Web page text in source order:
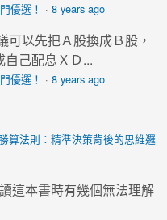
優選！ · 8 years ago
可以先把Ａ股換成Ｂ股，
己配息ＸＤ...
優選！ · 8 years ago
算法則：精準決策背後的思維邏
這本書時有幾個無法理解